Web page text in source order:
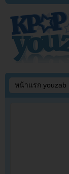
หน้าแรก youzab